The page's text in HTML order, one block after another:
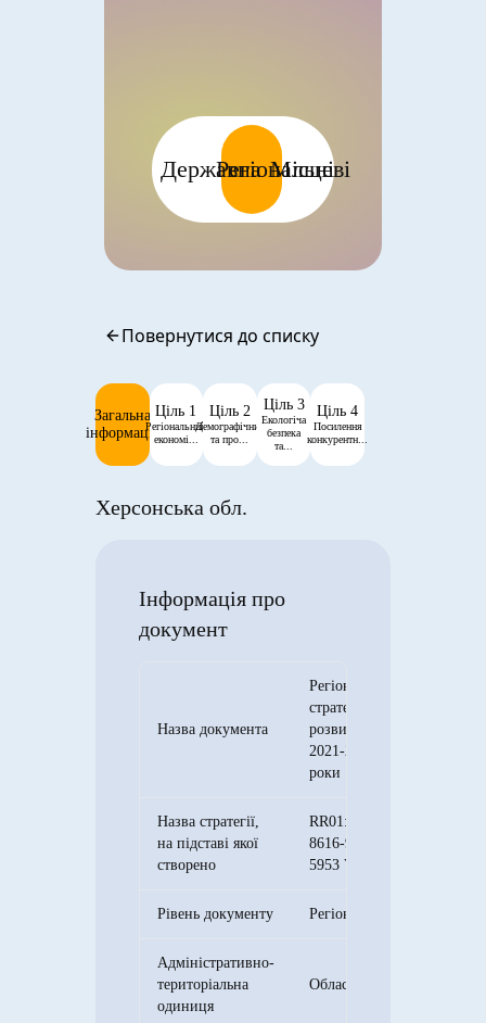
ДержавнаРегіональні
Місцеві
Повернутися до списку
Загальна
інформація
Ціль 1
Регіональний
економі...
Ціль 2
Демографічний
та про...
Ціль 3
Екологіча
безпека
та...
Ціль 4
Посилення
конкурентн...
Херсонська обл.
Інформація про
документ
Назва документа
Регіональна
стратегія
розвитку
2021-2027
роки
Назва стратегії,
на підставі якої
створено
RR01:2430-
8616-9466-
5953 V.1
Рівень документу Регіональний
Адміністративно-
територіальна
одиниця
Область